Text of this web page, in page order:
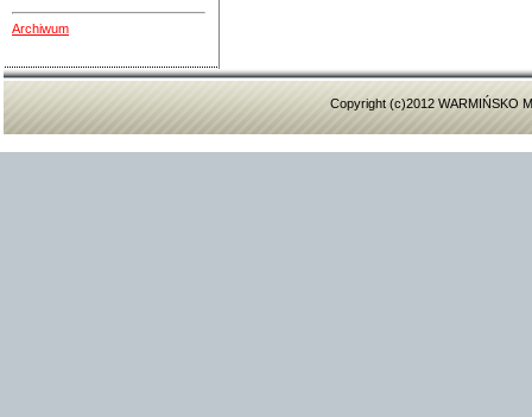
Archiwum
Copyright (c)2012 WARMIŃSKO